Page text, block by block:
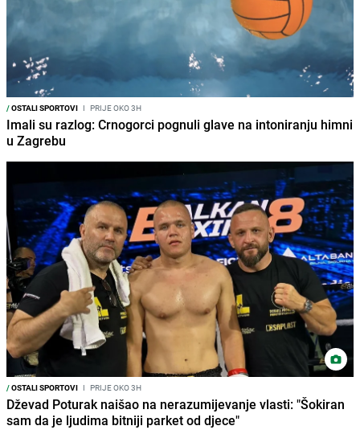
/OSTALI SPORTOVI I PRIJE OKO 3H
Imali su razlog: Crnogorci pognuli glave na intoniranju himni
u Zagrebu
/OSTALI SPORTOVI I PRIJE OKO 3H
Dževad Poturak naišao na nerazumijevanje vlasti: "Šokiran
sam da je ljudima bitniji parket od djece"